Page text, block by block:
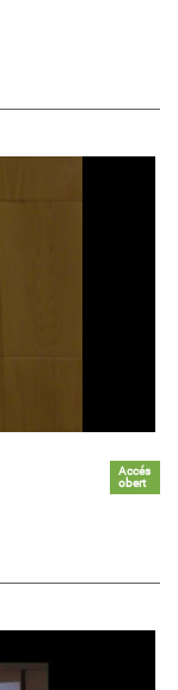
Accés
obert